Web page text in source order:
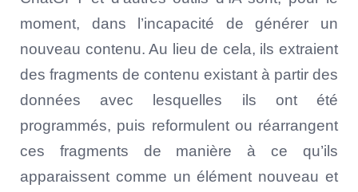
moment, dans l’incapacité de générer un
nouveau contenu. Au lieu de cela, ils extraient
des fragments de contenu existant à partir des
données avec lesquelles ils ont été
programmés, puis reformulent ou réarrangent
ces fragments de manière à ce qu’ils
apparaissent comme un élément nouveau et